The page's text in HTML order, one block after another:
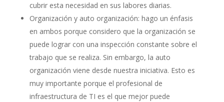
cubrir esta necesidad en sus labores diarias.
Organización y auto organización: hago un énfasis
en ambos porque considero que la organización se
puede lograr con una inspección constante sobre el
trabajo que se realiza. Sin embargo, la auto
organización viene desde nuestra iniciativa. Esto es
muy importante porque el profesional de
infraestructura de TI es el que mejor puede